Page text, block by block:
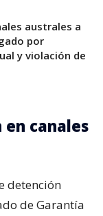
australes a
por
y violación de
canales
detención
de Garantía